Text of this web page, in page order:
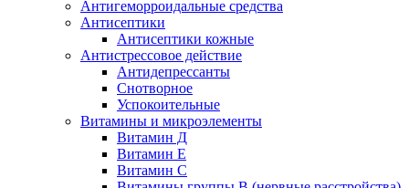
Антигеморроидальные средства
Антисептики
Антисептики кожные
Антистрессовое действие
Антидепрессанты
Снотворное
Успокоительные
Витамины и микроэлементы
Витамин Д
Витамин Е
Витамин С